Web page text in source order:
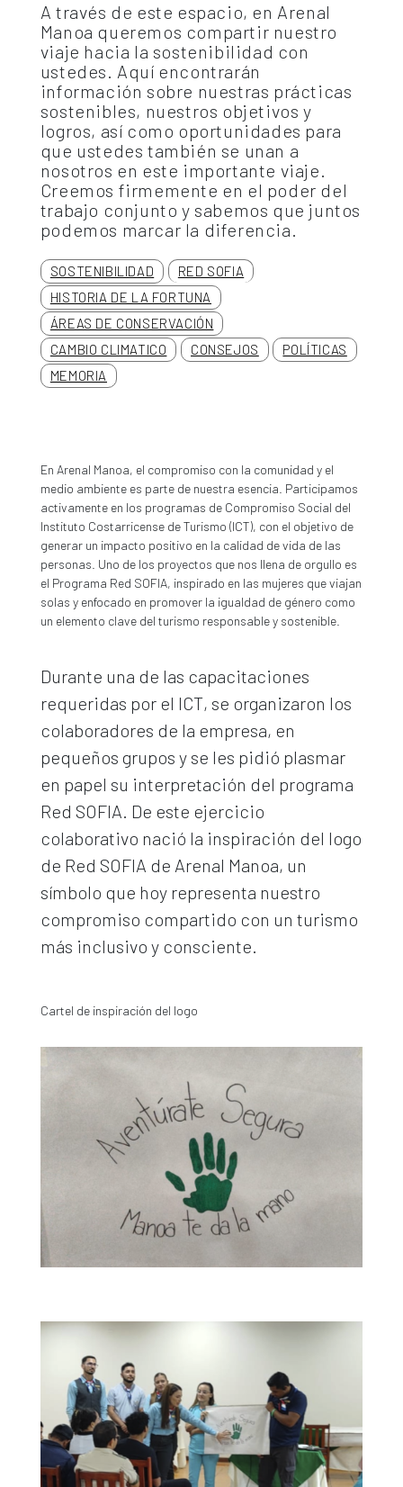
A través de este espacio, en Arenal
Manoa queremos compartir nuestro
viaje hacia la sostenibilidad con
ustedes. Aquí encontrarán
información sobre nuestras prácticas
sostenibles, nuestros objetivos y
logros, así como oportunidades para
que ustedes también se unan a
nosotros en este importante viaje.
Creemos firmemente en el poder del
trabajo conjunto y sabemos que juntos
podemos marcar la diferencia.
SOSTENIBILIDAD
RED SOFIA
HISTORIA DE LA FORTUNA
ÁREAS DE CONSERVACIÓN
CAMBIO CLIMATICO
CONSEJOS
POLÍTICAS
MEMORIA
En Arenal Manoa, el compromiso con la comunidad y el
medio ambiente es parte de nuestra esencia. Participamos
activamente en los programas de Compromiso Social del
Instituto Costarricense de Turismo (ICT), con el objetivo de
generar un impacto positivo en la calidad de vida de las
personas. Uno de los proyectos que nos llena de orgullo es
el Programa Red SOFIA, inspirado en las mujeres que viajan
solas y enfocado en promover la igualdad de género como
un elemento clave del turismo responsable y sostenible.
Durante una de las capacitaciones
requeridas por el ICT, se organizaron los
colaboradores de la empresa, en
pequeños grupos y se les pidió plasmar
en papel su interpretación del programa
Red SOFIA. De este ejercicio
colaborativo nació la inspiración del logo
de Red SOFIA de Arenal Manoa, un
símbolo que hoy representa nuestro
compromiso compartido con un turismo
más inclusivo y consciente.
Cartel de inspiración del logo